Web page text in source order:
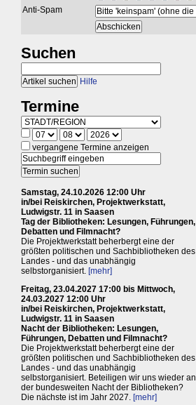
Anti-Spam
Suchen
Hilfe
Termine
vergangene Termine anzeigen
Samstag, 24.10.2026 12:00 Uhr
in/bei Reiskirchen, Projektwerkstatt,
Ludwigstr. 11 in Saasen
Tag der Bibliotheken: Lesungen, Führungen,
Debatten und Filmnacht?
Die Projektwerkstatt beherbergt eine der
größten politischen und Sachbibliotheken des
Landes - und das unabhängig
selbstorganisiert. [mehr]
Freitag, 23.04.2027 17:00 bis Mittwoch,
24.03.2027 12:00 Uhr
in/bei Reiskirchen, Projektwerkstatt,
Ludwigstr. 11 in Saasen
Nacht der Bibliotheken: Lesungen,
Führungen, Debatten und Filmnacht?
Die Projektwerkstatt beherbergt eine der
größten politischen und Sachbibliotheken des
Landes - und das unabhängig
selbstorganisiert. Beteiligen wir uns wieder an
der bundesweiten Nacht der Bibliotheken?
Die nächste ist im Jahr 2027. [mehr]